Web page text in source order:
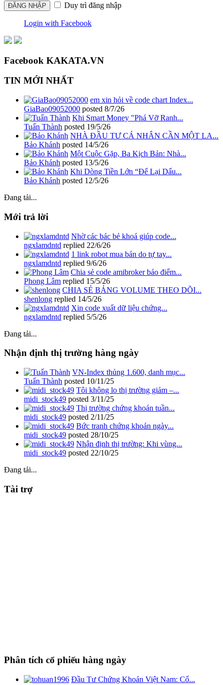
Duy trì đăng nhập
Login with Facebook
Facebook KAKATA.VN
TIN MỚI NHẤT
em xin hỏi về code chart Index...
GiaBao09052000 posted 8/7/26
Khi Smart Money "Phá Vỡ Ranh...
Tuấn Thành posted 19/5/26
NHÀ ĐẦU TƯ CÁ NHÂN CẦN MỘT LA...
Bảo Khánh posted 14/5/26
Một Cuộc Gặp, Ba Kịch Bản: Nhà...
Bảo Khánh posted 13/5/26
Khi Dòng Tiền Lớn “Để Lại Dấu...
Bảo Khánh posted 12/5/26
Đang tải...
Mới trả lời
Nhờ các bác bẻ khoá giúp code...
ngxlamdntd replied 22/6/26
1 link robot mua bán do tự tay...
ngxlamdntd replied 9/6/26
Chia sẻ code amibroker báo điểm...
Phong Lâm replied 15/5/26
CHIA SẺ BẢNG VOLUME THEO DÕI...
shenlong replied 14/5/26
Xin code xuất dữ liệu chứng...
ngxlamdntd replied 5/5/26
Đang tải...
Nhận định thị trường hàng ngày
VN-Index thủng 1.600, danh mục...
Tuấn Thành posted 10/11/25
Tôi không lo thị trường giảm –...
midi_stock49 posted 3/11/25
Thị trường chứng khoán tuần...
midi_stock49 posted 2/11/25
Bức tranh chứng khoán ngày...
midi_stock49 posted 28/10/25
Nhận định thị trường: Khi vùng...
midi_stock49 posted 22/10/25
Đang tải...
Tài trợ
Phân tích cổ phiếu hàng ngày
Đầu Tư Chứng Khoán Việt Nam: Cổ...